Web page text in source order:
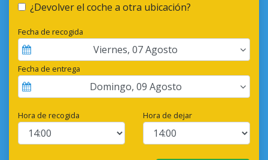
¿Devolver el coche a otra ubicación?
Fecha de recogida
Viernes, 07Agosto
Fecha de entrega
Domingo, 09 Agosto
Hora de recogida Hora de dejar